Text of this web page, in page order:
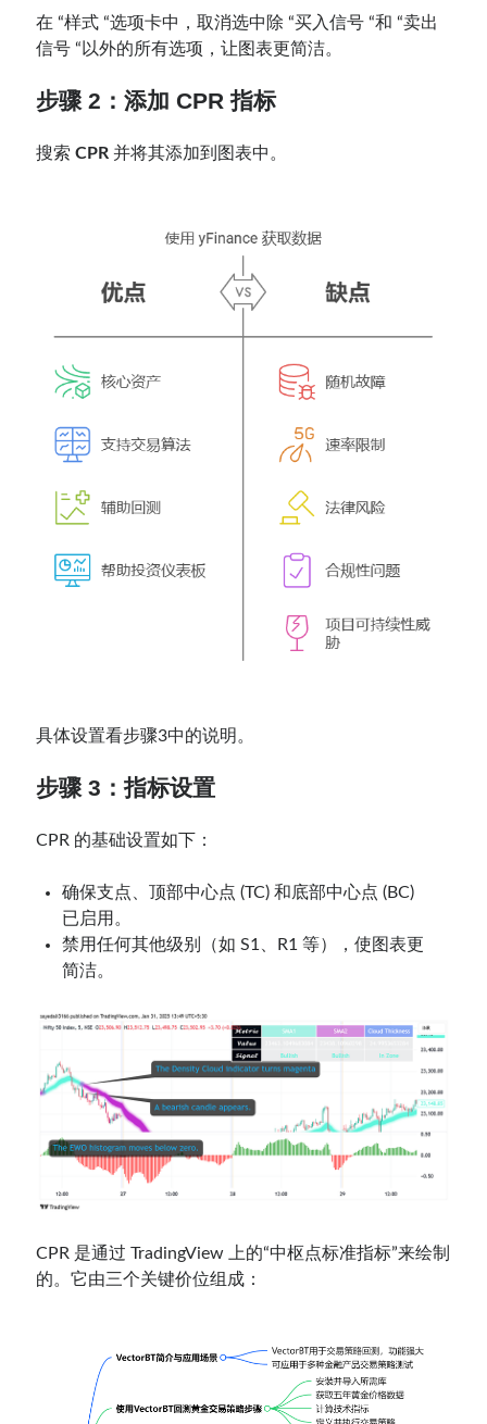
在 “样式 “选项卡中，取消选中除 “买入信号 “和 “卖出
信号 “以外的所有选项，让图表更简洁。
步骤 2：添加 CPR 指标
搜索CPR并将其添加到图表中。
具体设置看步骤3中的说明。
步骤 3：指标设置
CPR 的基础设置如下：
确保支点、顶部中心点 (TC) 和底部中心点 (BC)
已启用。
禁用任何其他级别（如 S1、R1 等），使图表更
简洁。
CPR 是通过 TradingView 上的“中枢点标准指标”来绘制
的。它由三个关键价位组成：